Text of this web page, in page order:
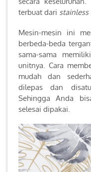
terbuat dari stainless
Mesin-mesin ini
berbeda-beda
sama-sama
unitnya. Cara
mudah dan
dilepas dan
Sehingga Anda
selesai dipakai.